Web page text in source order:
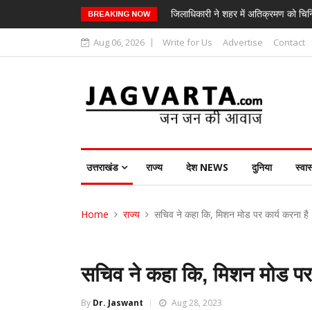
BREAKING NOW जिलाधिकारी ने शहर में अतिक्रमण को
Aug 06, 2026 Write for Us Advertise Contact
उत्तराखंड राज्य देश NEWS दुनिया
Home राज्य सचिव ने कहा कि, मिशन मोड पर कार्य करना है
सचिव ने कहा कि, मिशन मोड
By Dr. Jaswant Aug 28, 2023